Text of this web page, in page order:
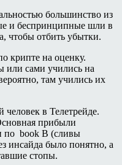
большинство из
и беспринципные шли в
чтобы отбить убытки.
крипте на оценку.
или сами учились на
там учились их
в Телетрейде.
прибыли
по book B (сливы
инсайда было понятно, а
стопы.